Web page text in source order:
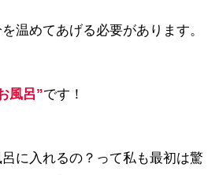
温めてあげる必要があります。
風呂”です！
に入れるの？って私も最初は驚